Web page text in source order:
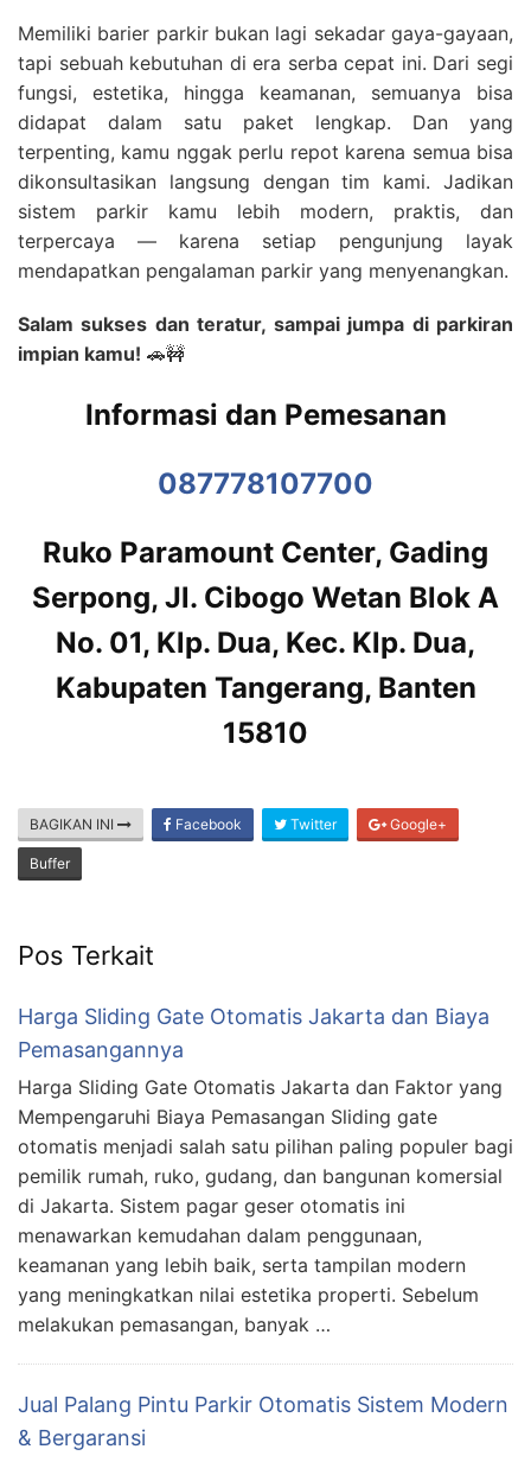
Memiliki barier parkir bukan lagi sekadar gaya-gayaan,
tapi sebuah kebutuhan di era serba cepat ini. Dari segi
fungsi, estetika, hingga keamanan, semuanya bisa
didapat dalam satu paket lengkap. Dan yang
terpenting, kamu nggak perlu repot karena semua bisa
dikonsultasikan langsung dengan tim kami. Jadikan
sistem parkir kamu lebih modern, praktis, dan
terpercaya — karena setiap pengunjung layak
mendapatkan pengalaman parkir yang menyenangkan.
Salam sukses dan teratur, sampai jumpa di parkiran
impian kamu! 🚗🚧
Informasi dan Pemesanan
087778107700
Ruko Paramount Center, Gading
Serpong, Jl. Cibogo Wetan Blok A
No. 01, Klp. Dua, Kec. Klp. Dua,
Kabupaten Tangerang, Banten
15810
BAGIKAN INI Facebook Twitter Google+
Buffer
Pos Terkait
Harga Sliding Gate Otomatis Jakarta dan Biaya
Pemasangannya
Harga Sliding Gate Otomatis Jakarta dan Faktor yang
Mempengaruhi Biaya Pemasangan Sliding gate
otomatis menjadi salah satu pilihan paling populer bagi
pemilik rumah, ruko, gudang, dan bangunan komersial
di Jakarta. Sistem pagar geser otomatis ini
menawarkan kemudahan dalam penggunaan,
keamanan yang lebih baik, serta tampilan modern
yang meningkatkan nilai estetika properti. Sebelum
melakukan pemasangan, banyak …
Jual Palang Pintu Parkir Otomatis Sistem Modern
& Bergaransi